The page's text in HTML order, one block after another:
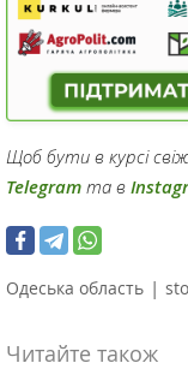
Щоб бути в курсі
Telegram та в
Одеська область |
Читайте також